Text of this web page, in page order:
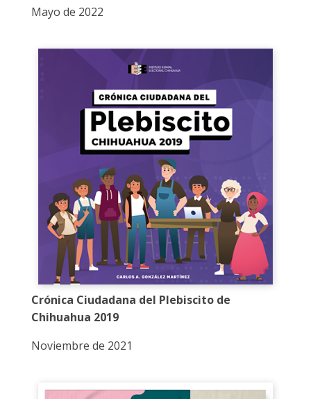
Mayo de 2022
Crónica Ciudadana del Plebiscito de
Chihuahua 2019
Noviembre de 2021